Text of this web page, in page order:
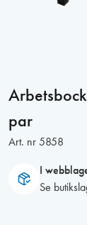
par
Art. nr 5858
I
Se